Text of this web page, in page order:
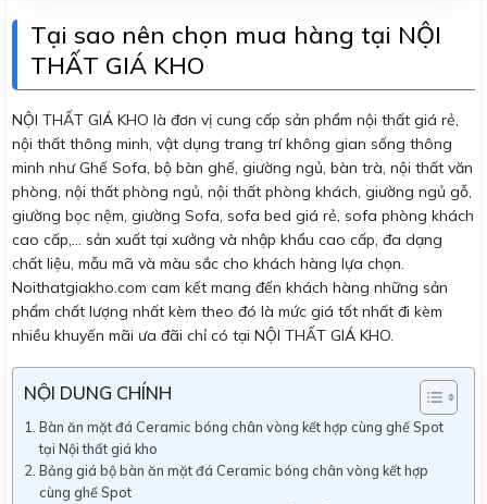
Tại sao nên chọn mua hàng tại NỘI
THẤT GIÁ KHO
NỘI THẤT GIÁ KHO là đơn vị cung cấp sản phẩm nội thất giá rẻ,
nội thất thông minh, vật dụng trang trí không gian sống thông
minh như Ghế Sofa, bộ bàn ghế, giường ngủ, bàn trà, nội thất văn
phòng, nội thất phòng ngủ, nội thất phòng khách, giường ngủ gỗ,
giường bọc nệm, giường Sofa, sofa bed giá rẻ, sofa phòng khách
cao cấp,… sản xuất tại xưởng và nhập khẩu cao cấp, đa dạng
chất liệu, mẫu mã và màu sắc cho khách hàng lựa chọn.
Noithatgiakho.com cam kết mang đến khách hàng những sản
phẩm chất lượng nhất kèm theo đó là mức giá tốt nhất đi kèm
nhiều khuyến mãi ưa đãi chỉ có tại NỘI THẤT GIÁ KHO.
NỘI DUNG CHÍNH
Bàn ăn mặt đá Ceramic bóng chân vòng kết hợp cùng ghế Spot
tại Nội thất giá kho
Bảng giá bộ bàn ăn mặt đá Ceramic bóng chân vòng kết hợp
cùng ghế Spot